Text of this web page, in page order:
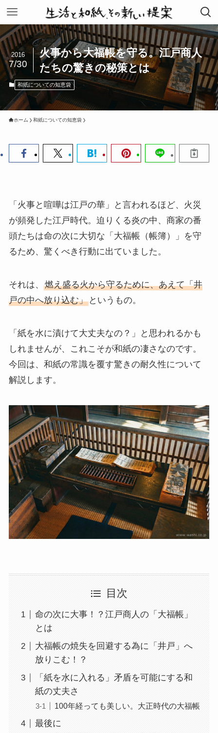
火事から大福帳を守る。江戸商人
たちの驚きの秘策とは
2016
7/30
和紙についての知恵袋
ホーム 和紙についての知恵袋
「火事と喧嘩は江戸の華」と言われるほど、火災
が頻発した江戸時代。迫りくる炎の中、商家の番
頭たちは命の次に大切な「大福帳（帳簿）」を守
るため、驚くべき行動に出ていました。
それは、 燃え盛る火から守るために、あえて「井
戸の中へ放り込む」というもの。
「紙を水に漬けて大丈夫なの？」と思われるかも
しれませんが、これこそが和紙の凄さなのです。
今回は、和紙の常識を覆す驚きの耐久性について
解説します。
目次
命の次に大事！？江戸商人の「大福帳」
とは
大福帳の焼失を回避する為に「井戸」へ
放りこむ！？
「紙を水に入れる」矛盾を可能にする和
紙の丈夫さ
100年経っても美しい。大正時代の大福帳
最後に